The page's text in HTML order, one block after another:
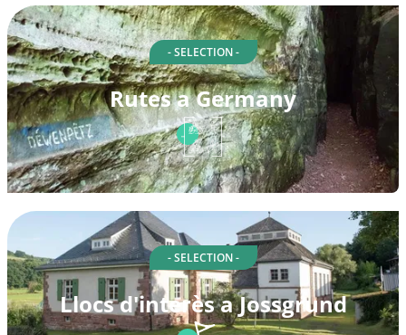
- SELECTION -
Rutes a Germany
- SELECTION -
Llocs d'interès a Jossgrund